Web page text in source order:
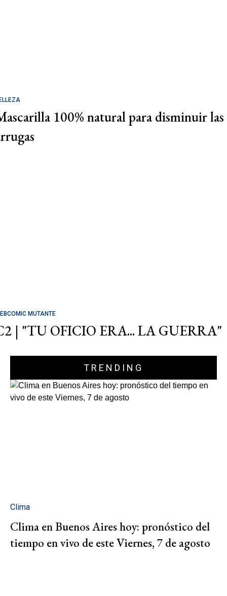
100% natural para disminuir las
MUTANTE
| "TU OFICIO ERA... LA GUERRA"
TRENDING
Clima
Clima en Buenos Aires hoy: pronóstico del
tiempo en vivo de este Viernes, 7 de agosto